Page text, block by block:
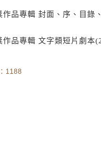
作品專輯 封面、序、目錄
作品專輯 文字類短片劇本
1188